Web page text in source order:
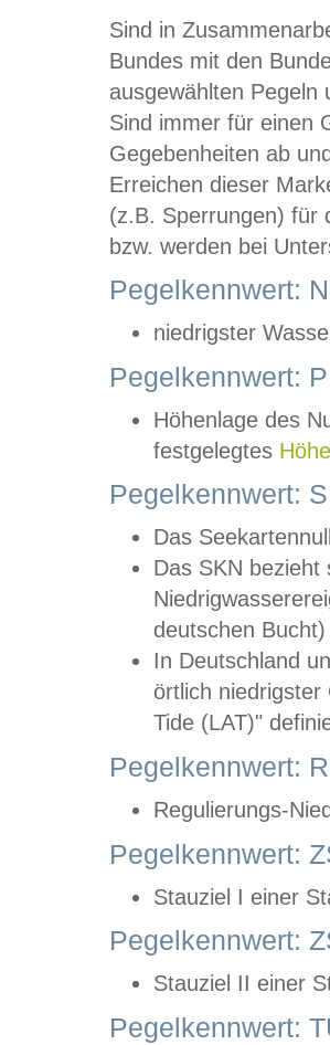
Sind in
Bundes mit den
ausgewählten
Sind immer für einen
Gegebenheiten ab
Erreichen dieser
(z.B. Sperrungen) für
bzw. werden bei
Pegelkennwert:
niedrigster
Pegelkennwert:
Höhenlage des
festgelegtes
Pegelkennwert:
Das
Das SKN
deutschen
In Deutschland
örtlich
Tide (LAT)"
Pegelkennwert:
Regulierungs-
Pegelkennwert:
Stauziel I einer
Pegelkennwert:
Stauziel II einer
Pegelkennwert: